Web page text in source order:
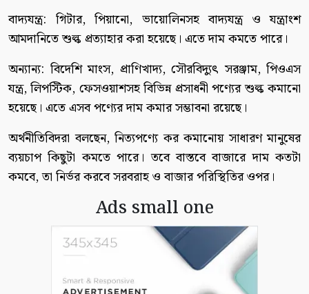
বাদ্যযন্ত্র: গিটার, পিয়ানো, ভায়োলিনসহ বাদ্যযন্ত্র ও যন্ত্রাংশ
আমদানিতে শুল্ক প্রত্যাহার করা হয়েছে। এতে দাম কমতে পারে।
অন্যান্য: বিদেশি মাংস, প্রাণিখাদ্য, সৌরবিদ্যুৎ সরঞ্জাম, পিওএস
যন্ত্র, লিপস্টিক, ফেসওয়াশসহ বিভিন্ন প্রসাধনী পণ্যের শুল্ক কমানো
হয়েছে। এতে এসব পণ্যের দাম কমার সম্ভাবনা রয়েছে।
অর্থনীতিবিদরা বলছেন, নিত্যপণ্যে কর কমানোয় সাধারণ মানুষের
ব্যয়চাপ কিছুটা কমতে পারে। তবে বাস্তবে বাজারে দাম কতটা
কমবে, তা নির্ভর করবে সরবরাহ ও বাজার পরিস্থিতির ওপর।
Ads small one